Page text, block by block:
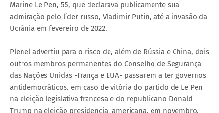
Marine Le Pen, 55, que declarava publicamente sua
admiração pelo líder russo, Vladimir Putin, até a invasão da
Ucrânia em fevereiro de 2022.
Plenel advertiu para o risco de, além de Rússia e China, dois
outros membros permanentes do Conselho de Segurança
das Nações Unidas -França e EUA- passarem a ter governos
antidemocráticos, em caso de vitória do partido de Le Pen
na eleição legislativa francesa e do republicano Donald
Trump na eleição presidencial americana, em novembro.